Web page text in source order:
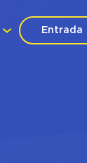
Entrada